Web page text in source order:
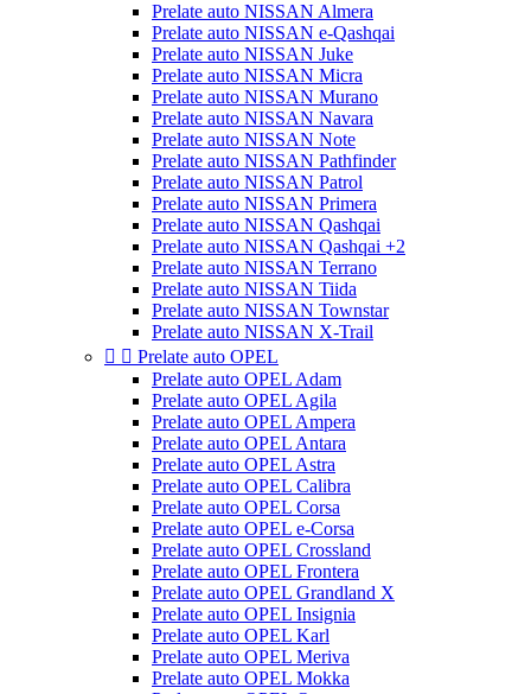
Prelate auto NISSAN Almera
Prelate auto NISSAN e-Qashqai
Prelate auto NISSAN Juke
Prelate auto NISSAN Micra
Prelate auto NISSAN Murano
Prelate auto NISSAN Navara
Prelate auto NISSAN Note
Prelate auto NISSAN Pathfinder
Prelate auto NISSAN Patrol
Prelate auto NISSAN Primera
Prelate auto NISSAN Qashqai
Prelate auto NISSAN Qashqai +2
Prelate auto NISSAN Terrano
Prelate auto NISSAN Tiida
Prelate auto NISSAN Townstar
Prelate auto NISSAN X-Trail
  Prelate auto OPEL
Prelate auto OPEL Adam
Prelate auto OPEL Agila
Prelate auto OPEL Ampera
Prelate auto OPEL Antara
Prelate auto OPEL Astra
Prelate auto OPEL Calibra
Prelate auto OPEL Corsa
Prelate auto OPEL e-Corsa
Prelate auto OPEL Crossland
Prelate auto OPEL Frontera
Prelate auto OPEL Grandland X
Prelate auto OPEL Insignia
Prelate auto OPEL Karl
Prelate auto OPEL Meriva
Prelate auto OPEL Mokka